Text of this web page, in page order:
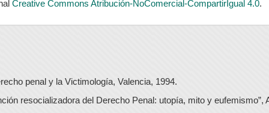
Creative Commons Atribución-NoComercial-CompartirIgual 4.0.
penal y la Victimología, Valencia, 1994.
resocializadora del Derecho Penal: utopía, mito y eufemismo”,